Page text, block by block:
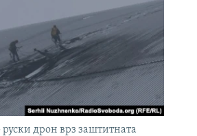
дрон врз заштитната